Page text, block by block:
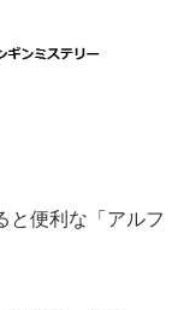
と便利な「アルフ